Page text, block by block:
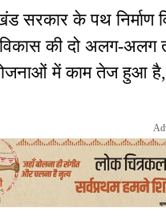
सरकार के पथ निर्माण
में विकास की दो अलग-
में काम तेज हुआ है,